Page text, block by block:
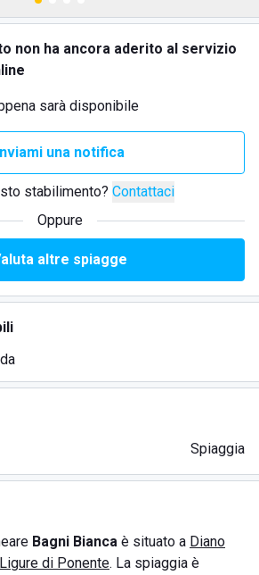
non ha ancora aderito al servizio
sarà disponibile
una notifica
stabilimento? Contattaci
Oppure
altre spiagge
Spiaggia
Bagni Bianca è situato a Diano
di Ponente. La spiaggia è